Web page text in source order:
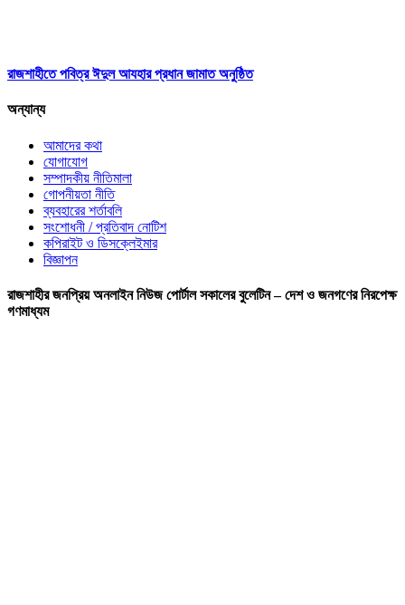
রাজশাহীতে পবিত্র ঈদুল আযহার প্রধান জামাত অনুষ্ঠিত
অন্যান্য
আমাদের কথা
যোগাযোগ
সম্পাদকীয় নীতিমালা
গোপনীয়তা নীতি
ব্যবহারের শর্তাবলি
সংশোধনী / প্রতিবাদ নোটিশ
কপিরাইট ও ডিসক্লেইমার
বিজ্ঞাপন
রাজশাহীর জনপ্রিয় অনলাইন নিউজ পোর্টাল সকালের বুলেটিন – দেশ ও জনগণের নিরপেক্ষ
গণমাধ্যম